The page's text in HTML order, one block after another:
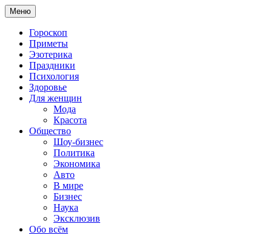
Меню
Гороскоп
Приметы
Эзотерика
Праздники
Психология
Здоровье
Для женщин
Мода
Красота
Общество
Шоу-бизнес
Политика
Экономика
Авто
В мире
Бизнес
Наука
Эксклюзив
Обо всём